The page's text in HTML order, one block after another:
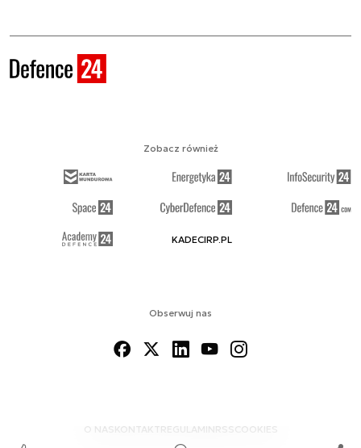
Obserwuj nas
O NAS KONTAKTREGULAMINRSS COOKIES
Zobacz również
KADECIRP.PL